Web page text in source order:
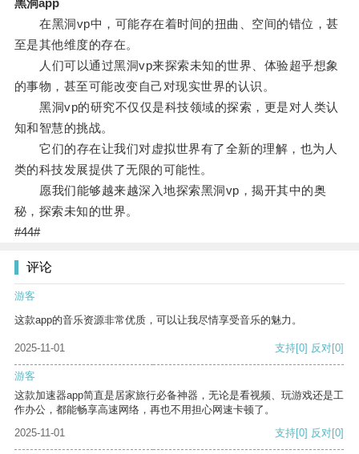
黑洞app
在黑洞vp中，可能存在着时间的扭曲、空间的错位，甚
至是其他维度的存在。
人们可以通过黑洞vp来探索未知的世界、体验超乎想象
的事物，甚至可能改变自己对现实世界的认识。
黑洞vp的研究不仅仅是科技领域的探索，更是对人类认
知和智慧的挑战。
它们的存在让我们对虚拟世界有了全新的理解，也为人
类的科技发展提供了无限的可能性。
愿我们能够越来越深入地探索黑洞vp，揭开其中的奥
秘，探索未知的世界。
#44#
评论
游客
这款app的音乐资源非常优质，可以让我尽情享受音乐的魅力。
2025-11-01 支持[0] 反对[0]
游客
这款加速器app简直是居家旅行必备神器，无论是看视频、玩游戏还是工
作办公，都能畅享高速网络，再也不用担心网速卡顿了。
2025-11-01
支持[0] 反对[0]